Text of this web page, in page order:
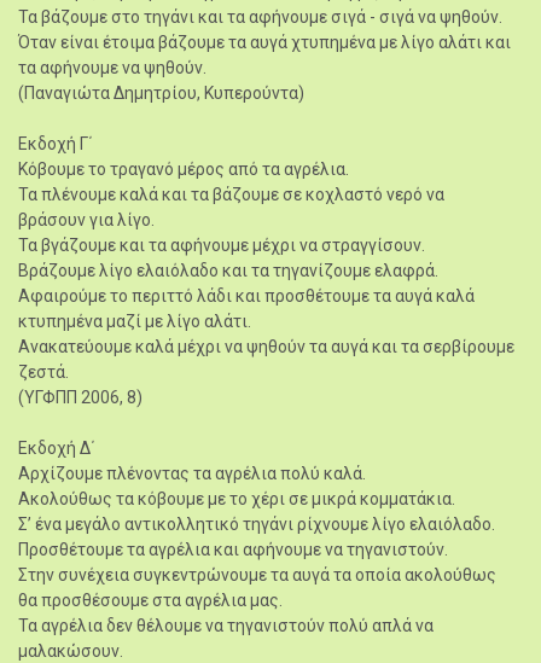
Τα βάζουμε στο τηγάνι και τα αφήνουμε σιγά - σιγά να ψηθούν.
Όταν είναι έτοιμα βάζουμε τα αυγά χτυπημένα με λίγο αλάτι και
τα αφήνουμε να ψηθούν.
(Παναγιώτα Δημητρίου, Κυπερούντα)
Εκδοχή Γ΄
Κόβουμε το τραγανό μέρος από τα αγρέλια.
Τα πλένουμε καλά και τα βάζουμε σε κοχλαστό νερό να
βράσουν για λίγο.
Τα βγάζουμε και τα αφήνουμε μέχρι να στραγγίσουν.
Βράζουμε λίγο ελαιόλαδο και τα τηγανίζουμε ελαφρά.
Αφαιρούμε το περιττό λάδι και προσθέτουμε τα αυγά καλά
κτυπημένα μαζί με λίγο αλάτι.
Ανακατεύουμε καλά μέχρι να ψηθούν τα αυγά και τα σερβίρουμε
ζεστά.
(ΥΓΦΠΠ 2006, 8)
Εκδοχή Δ΄
Αρχίζουμε πλένοντας τα αγρέλια πολύ καλά.
Ακολούθως τα κόβουμε με το χέρι σε μικρά κομματάκια.
Σ’ ένα μεγάλο αντικολλητικό τηγάνι ρίχνουμε λίγο ελαιόλαδο.
Προσθέτουμε τα αγρέλια και αφήνουμε να τηγανιστούν.
Στην συνέχεια συγκεντρώνουμε τα αυγά τα οποία ακολούθως
θα προσθέσουμε στα αγρέλια μας.
Τα αγρέλια δεν θέλουμε να τηγανιστούν πολύ απλά να
μαλακώσουν.